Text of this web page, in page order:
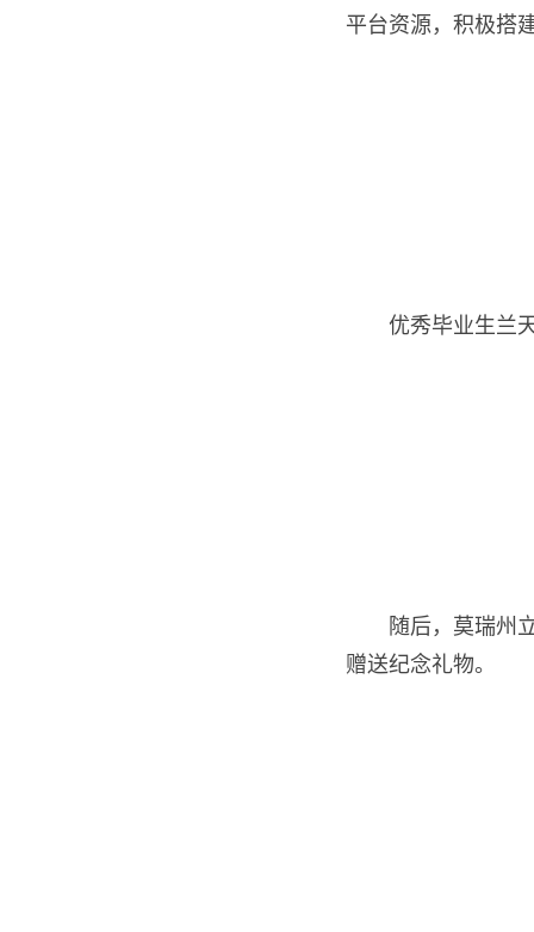
平台资源，积极搭
优秀毕业生兰
随后，莫瑞州
赠送纪念礼物。